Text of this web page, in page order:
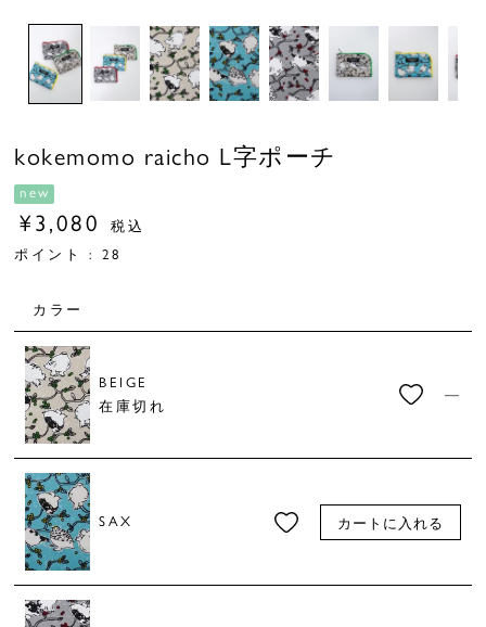
kokemomo raicho L字ポーチ
new
¥ 3,080
税込
ポイント : 28
カラー
BEIGE
在庫切れ
—
SAX カートに入れる